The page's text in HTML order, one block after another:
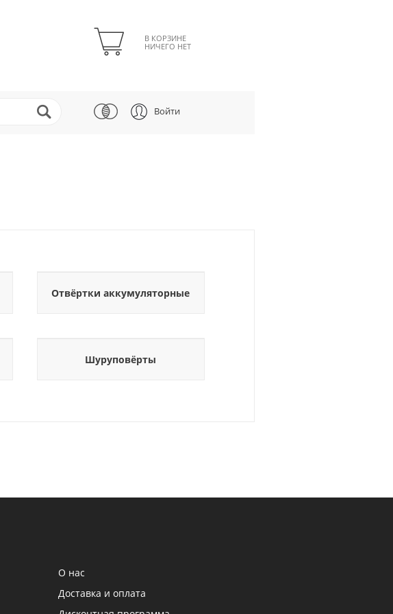
В КОРЗИНЕ
НИЧЕГО НЕТ
Войти
Отвёртки аккумуляторные
Шуруповёрты
О нас
Доставка и оплата